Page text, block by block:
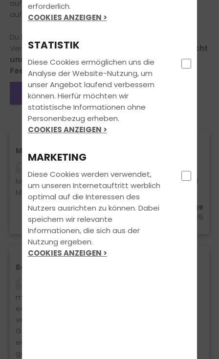
auf unsere Fahrschüler und Fahrschülerinnen, die wir
auf Ihrem Weg zum Führerschein begleiten durften.
Du hast selbst Anregungen, Lob oder
Verbesserungsvorschläge für uns?
Dann zögere nicht
und schreib uns, wir freuen uns über Dein
Feedback!
Eintrag verfassen
MEGAAA
Kann ich jedem nur RATEN! Geht schnell, ist
locker ohne viel stress, macht spaß und MAN LERNT
MEGA VIEL!!! Danke Bukii!!
Fabian Imkamp aus Spenge
27.07.2026
Beste Entscheidung1
meinen Führerschein bei Buki gemacht und kann
echt nur sagen: Top! Theorie war mega
verständlich erklärt und nicht dieses trockene
Gelaber wie man es kennt. Fahrstunden waren
entspannt, lustig und man hat sich nie unter Druck
gesetzt gefühlt. Prüfung direkt beim ersten Mal
erforderlich.
COOKIES ANZEIGEN >
STATISTIK
Diese Cookies ermöglichen uns die
Analyse der Website-Nutzung, um
unser Angebot laufend verbessern
können. Hierfür möchten wir
statistische Informationen ohne
Personenbezug erheben.
COOKIES ANZEIGEN >
MARKETING
Diese Cookies werden verwendet,
um unseren Internetauftritt werblich
optimal auf die Interessen des
Nutzers ausrichten zu können. Dabei
speichern wir relevante
Informationen, die sich aus der
Nutzung ergeben.
COOKIES ANZEIGEN >